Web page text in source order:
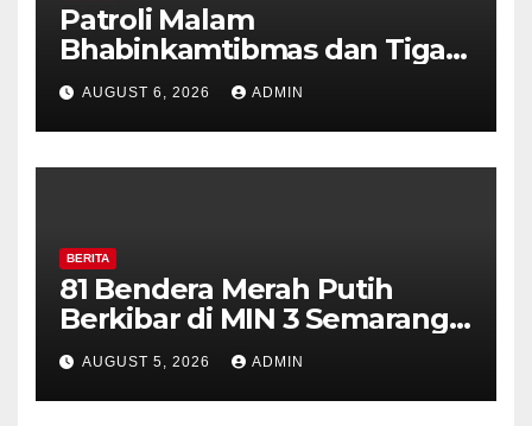
Patroli Malam
Bhabinkamtibmas dan Tiga
Pilar Kelurahan Ungaran
Perkuat Kamtibmas, Warga
Diajak Aktifkan Ronda
AUGUST 6, 2026 ADMIN
BERITA
81 Bendera Merah Putih
Berkibar di MIN 3 Semarang,
Bhabinkamtibmas Desa
Timpik Hadiri Peringatan
HUT ke-81 Kemerdekaan RI
AUGUST 5, 2026 ADMIN